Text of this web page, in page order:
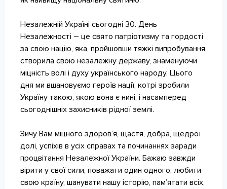
Незалежній Україні сьогодні 30. День
Незалежності – це свято патріотизму та гордості
за свою націю, яка, пройшовши тяжкі випробування,
створила свою незалежну державу, знаменуючи
міцність волі і духу українського народу. Цього
дня ми вшановуємо героїв нації, котрі зробили
Україну такою, якою вона є нині, і насамперед
сьогоднішніх захисників рідної землі.
Зичу Вам міцного здоров’я, щастя, добра, щедрої
долі, успіхів в усіх справах та починаннях заради
процвітання Незалежної України. Бажаю завжди
вірити у свої сили, поважати один одного, любити
свою країну, шанувати нашу історію, пам’ятати всіх,